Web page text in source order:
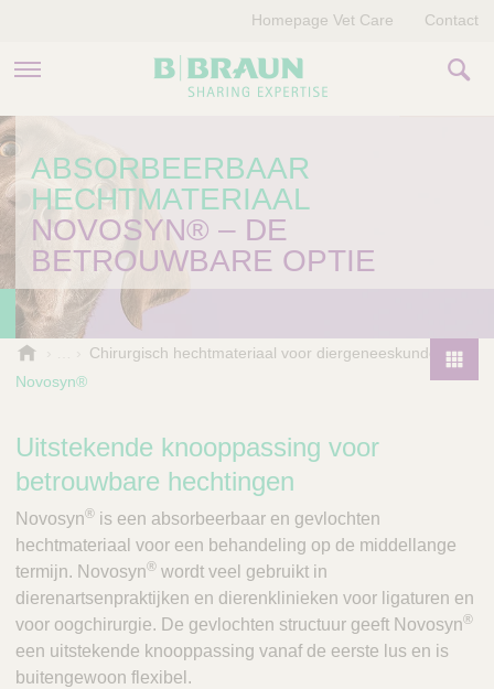
OVER ONS
VERHALEN
CONTACT
Homepage Vet Care Contact
ABSORBEERBAAR
HECHTMATERIAAL
NOVOSYN® – DE
BETROUWBARE OPTIE
P
t
u
i
a
n
V
e
C
a
r
e
Chirurgisch hechtmateriaal voor diergeneeskunde
Novosyn®
Uitstekende knooppassing voor
betrouwbare hechtingen
Novosyn® is een absorbeerbaar en gevlochten
hechtmateriaal voor een behandeling op de middellange
termijn. Novosyn® wordt veel gebruikt in
dierenartsenpraktijken en dierenklinieken voor ligaturen en
voor oogchirurgie. De gevlochten structuur geeft Novosyn®
een uitstekende knooppassing vanaf de eerste lus en is
buitengewoon flexibel.